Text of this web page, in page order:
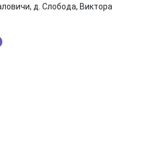
д. Слобода, Виктора